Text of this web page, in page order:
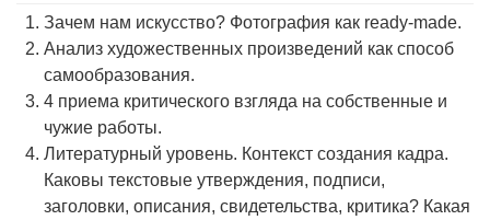
Зачем нам искусство? Фотография как ready-made.
Анализ художественных произведений как способ
самообразования.
4 приема критического взгляда на собственные и
чужие работы.
Литературный уровень. Контекст создания кадра.
Каковы текстовые утверждения, подписи,
заголовки, описания, свидетельства, критика? Какая